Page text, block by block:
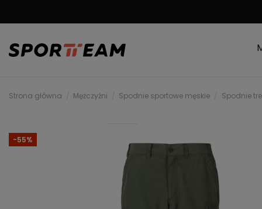
Strona główna Mężczyźni Spodnie sportowe męskie Spodnie
-55%